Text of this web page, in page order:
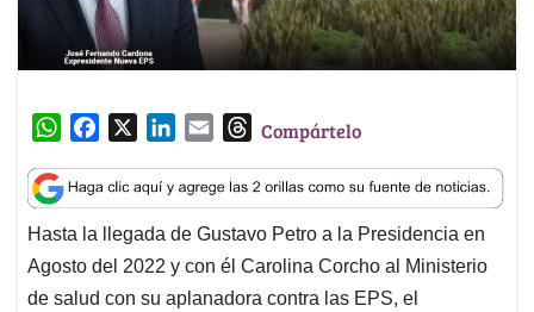
W
a
t
s
A
p
c
e
b
o
o
n
k
e
d
I
a
i
l
T
r
e
a
d
s
Compártelo
Hasta la llegada de Gustavo Petro a la Presidencia en
Agosto del 2022 y con él Carolina Corcho al Ministerio
de salud con su aplanadora contra las EPS, el